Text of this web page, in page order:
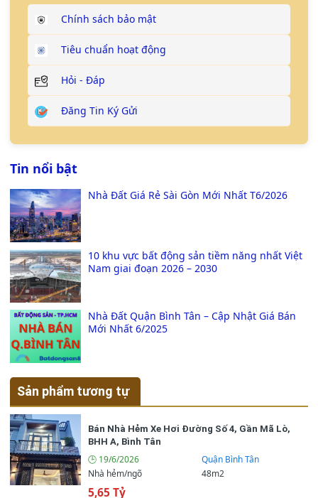
Chính sách bảo mật
Tiêu chuẩn hoạt động
Hỏi - Đáp
Đăng Tin Ký Gửi
Tin nổi bật
Nhà Đất Giá Rẻ Sài Gòn Mới Nhất T6/2026
10 khu vực bất động sản tiềm năng nhất Việt
Nam giai đoạn 2026 – 2030
Nhà Đất Quận Bình Tân – Cập Nhật Giá Bán
Mới Nhất 6/2025
Sản phẩm tương tự
Bán Nhà Hẻm Xe Hơi Đường Số 4, Gần Mã Lò,
BHH A, Bình Tân
🕒 19/6/2026
Quận Bình Tân
Nhà hẻm/ngõ
48m2
5,65 Tỷ